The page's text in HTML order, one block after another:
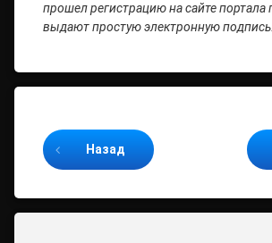
прошел регистрацию на сайте портала
выдают простую электронную подпись.
Назад